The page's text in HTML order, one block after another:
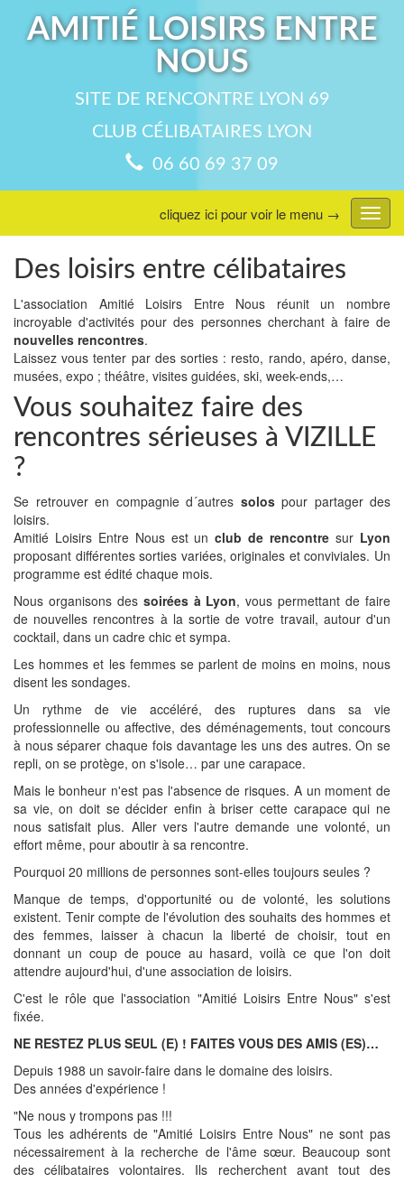
AMITIÉ LOISIRS ENTRE
NOUS
SITE DE RENCONTRE LYON 69
CLUB CÉLIBATAIRES LYON
06 60 69 37 09
menu
cliquez ici pour voir le menu →
Des loisirs entre célibataires
L'association Amitié Loisirs Entre Nous réunit un nombre
incroyable d'activités pour des personnes cherchant à faire de
nouvelles rencontres.
Laissez vous tenter par des sorties : resto, rando, apéro, danse,
musées, expo ; théâtre, visites guidées, ski, week-ends,…
Vous souhaitez faire des
rencontres sérieuses à VIZILLE
?
Se retrouver en compagnie d´autres solospour partager des
loisirs.
Amitié Loisirs Entre Nous est unclub de rencontre sur Lyon
proposant différentes sorties variées, originales et conviviales. Un
programme est édité chaque mois.
Nous organisons des soirées à Lyon, vous permettant de faire
de nouvelles rencontres à la sortie de votre travail, autour d'un
cocktail, dans un cadre chic et sympa.
Les hommes et les femmes se parlent de moins en moins, nous
disent les sondages.
Un rythme de vie accéléré, des ruptures dans sa vie
professionnelle ou affective, des déménagements, tout concours
à nous séparer chaque fois davantage les uns des autres. On se
repli, on se protège, on s'isole… par une carapace.
Mais le bonheur n'est pas l'absence de risques. A un moment de
sa vie, on doit se décider enfin à briser cette carapace qui ne
nous satisfait plus. Aller vers l'autre demande une volonté, un
effort même, pour aboutir à sa rencontre.
Pourquoi 20 millions de personnes sont-elles toujours seules ?
Manque de temps, d'opportunité ou de volonté, les solutions
existent. Tenir compte de l'évolution des souhaits des hommes et
des femmes, laisser à chacun la liberté de choisir, tout en
donnant un coup de pouce au hasard, voilà ce que l'on doit
attendre aujourd'hui, d'une association de loisirs.
C'est le rôle que l'association "Amitié Loisirs Entre Nous" s'est
fixée.
NE RESTEZ PLUS SEUL (E) ! FAITES VOUS DES AMIS (ES)…
Depuis 1988 un savoir-faire dans le domaine des loisirs.
Des années d'expérience !
"Ne nous y trompons pas !!!
Tous les adhérents de "Amitié Loisirs Entre Nous" ne sont pas
nécessairement à la recherche de l'âme sœur. Beaucoup sont
des célibataires volontaires. Ils recherchent avant tout des